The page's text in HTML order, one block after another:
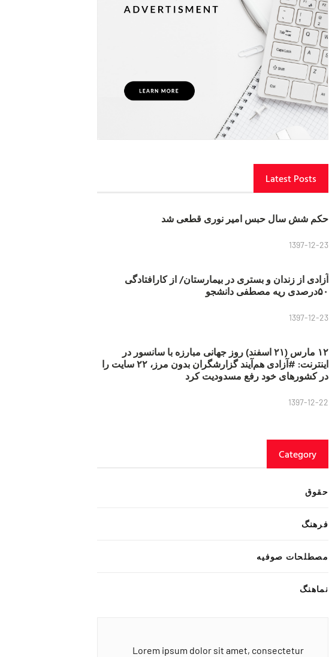
Latest Posts
حکم شش سال حبس امیر نوری قطعی شد
1397-12-23
آزادی از زندان و بستری در بیمارستان/ از کارافتادگی
۵۰درصدی ریه مصطفی دانشجو
1397-12-23
۱۲ مارس (۲۱ اسفند) روز جهانی مبارزه با سانسور در
اینترنت: #آزادی هم‌آیند گزارشگران‌ بدون مرز، ۲۲ سایت را
در کشورهای خود رفع مسدودیت کرد
1397-12-22
Category
حقوق
فرهنگ
مصطلحات صوفیه
نماهنگ
Lorem ipsum dolor sit amet, consectetur